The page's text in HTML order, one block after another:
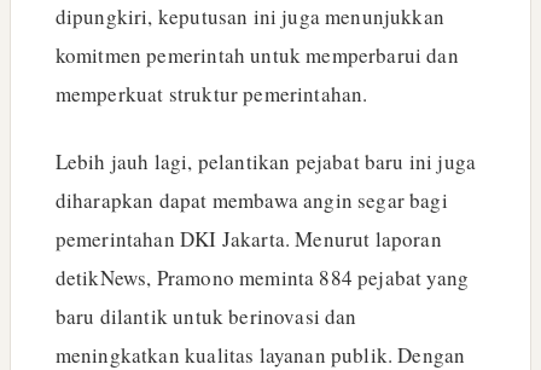
dipungkiri, keputusan ini juga menunjukkan
komitmen pemerintah untuk memperbarui dan
memperkuat struktur pemerintahan.
Lebih jauh lagi, pelantikan pejabat baru ini juga
diharapkan dapat membawa angin segar bagi
pemerintahan DKI Jakarta. Menurut laporan
detikNews, Pramono meminta 884 pejabat yang
baru dilantik untuk berinovasi dan
meningkatkan kualitas layanan publik. Dengan